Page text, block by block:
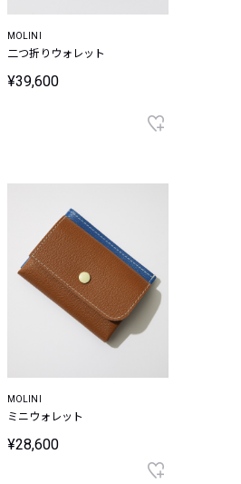
MOLINI
二つ折りウォレット
¥39,600
MOLINI
ミニウォレット
¥28,600